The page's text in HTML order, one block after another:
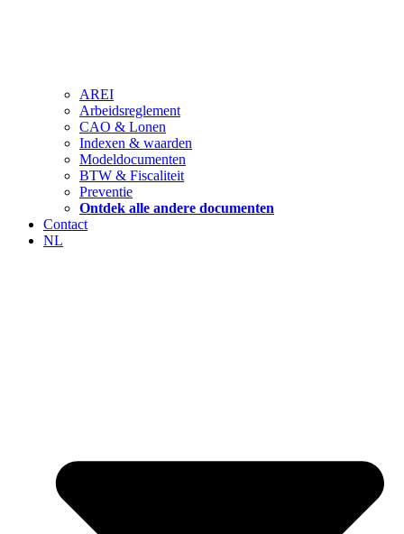
AREI
Arbeidsreglement
CAO & Lonen
Indexen & waarden
Modeldocumenten
BTW & Fiscaliteit
Preventie
Ontdek alle andere documenten
Contact
NL